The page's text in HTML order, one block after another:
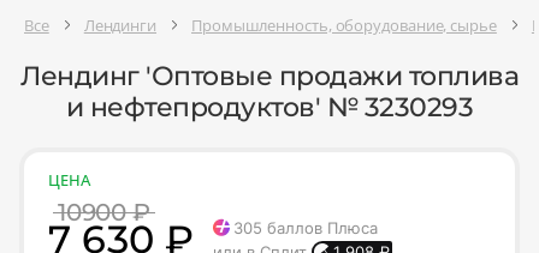
Все Лендинги Промышленность, оборудование, сырье
Лендинг 'Оптовые продажи топлива
и нефтепродуктов' № 3230293
ЦЕНА
10900 ₽
7 630 ₽ 305 баллов Плюса